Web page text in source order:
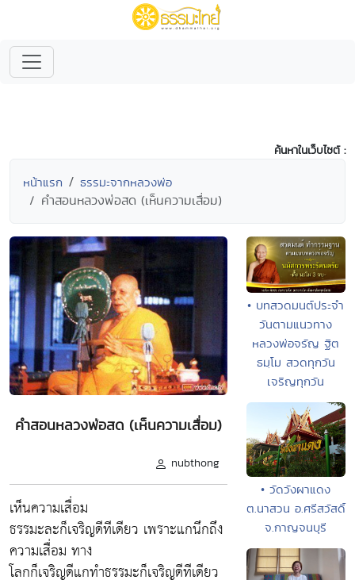
ค้นหาในเว็บไซต์ :
หน้าแรก ธรรมะจากหลวงพ่อ
คำสอนหลวงพ่อสด (เห็นความเสื่อม)
คำสอนหลวงพ่อสด (เห็นความเสื่อม)
nubthong
เห็นความเสื่อม
ธรรมะละก็เจริญดีทีเดียว เพราะแกนึกถึง
ความเสื่อม ทาง
โลกก็เจริญดีแกทำธรรมะก็เจริญดีทีเดียว
• บทสวดมนต์ประจำ
วันตามแนวทาง
หลวงพ่อจรัญ ฐิต
ธมฺโม สวดทุกวัน
เจริญทุกวัน
• วัดวังผาแดง
ต.นาสวน อ.ศรีสวัสดิ์
จ.กาญจนบุรี